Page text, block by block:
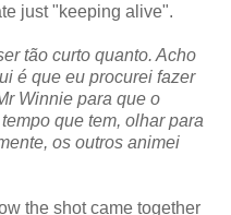
just "keeping alive".
tão curto quanto. Acho
é que eu procurei fazer
Winnie para que o
que tem, olhar para
os outros animei
the shot came together